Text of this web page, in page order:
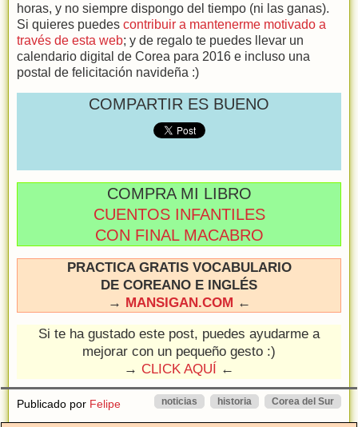
horas, y no siempre dispongo del tiempo (ni las ganas).
Si quieres puedes contribuir a mantenerme motivado a
través de esta web; y de regalo te puedes llevar un
calendario digital de Corea para 2016 e incluso una
postal de felicitación navideña :)
COMPARTIR ES BUENO
COMPRA MI LIBRO
CUENTOS INFANTILES
CON FINAL MACABRO
PRACTICA GRATIS VOCABULARIO
DE COREANO E INGLÉS
→ MANSIGAN.COM ←
Si te ha gustado este post, puedes ayudarme a
mejorar con un pequeño gesto :)
→ CLICK AQUÍ ←
Publicado por Felipe Corea del Sur
historia
noticias